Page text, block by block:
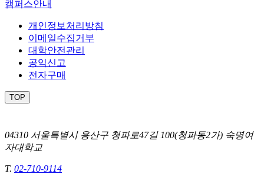
캠퍼스안내
개인정보처리방침
이메일수집거부
대학안전관리
공익신고
전자구매
TOP
04310 서울특별시 용산구 청파로47길 100(청파동2가) 숙명여
자대학교
T. 02-710-9114